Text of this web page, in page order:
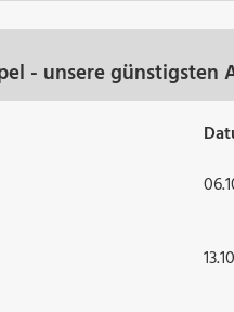
- unsere günstigsten